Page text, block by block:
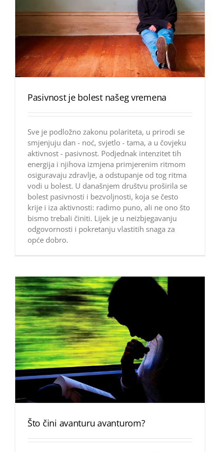
Pasivnost je bolest našeg vremena
Sve je podložno zakonu polariteta, u prirodi se
smjenjuju dan - noć, svjetlo - tama, a u čovjeku
aktivnost - pasivnost. Podjednak intenzitet tih
energija i njihova izmjena primjerenim ritmom
osiguravaju zdravlje, a odstupanje od tog ritma
vodi u bolest. U današnjem društvu proširila se
bolest pasivnosti i bezvoljnosti, koja se često
krije i iza aktivnosti: radimo puno, ali ne ono što
bismo trebali činiti. Lijek je u neizbjegavanju
odgovornosti i pokretanju vlastitih snaga za
opće dobro.
Što čini avanturu avanturom?